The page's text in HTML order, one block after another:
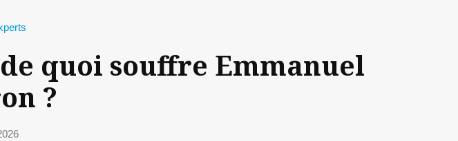
quoi souffre Emmanuel
?